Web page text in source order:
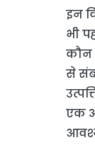
इन
भी
कौन
से
एक